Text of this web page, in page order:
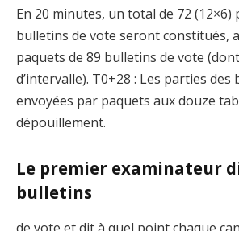
En 20 minutes, un total de 72 (12×6)
bulletins de vote seront constitués,
paquets de 89 bulletins de vote
d’intervalle). T0+28 : Les parties
envoyées par paquets aux douze
dépouillement.
Le premier examinateur
bulletins
de vote et dit à quel point chaque